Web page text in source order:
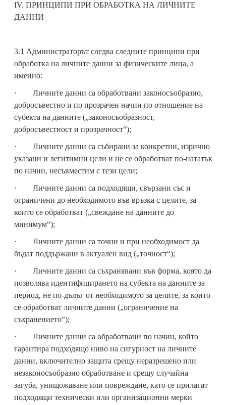
IV. ПРИНЦИПИ ПРИ ОБРАБОТКА НА ЛИЧНИТЕ
ДАННИ
3.1 Администраторът следва следните принципи при
обработка на личните данни за физическите лица, а
именно:
· Личните данни са обработвани законосъобразно,
добросъвестно и по прозрачен начин по отношение на
субекта на данните („законосъобразност,
добросъвестност и прозрачност“);
· Личните данни са събирани за конкретни, изрично
указани и легитимни цели и не се обработват по-нататък
по начин, несъвместим с тези цели;
· Личните данни са подходящи, свързани със и
ограничени до необходимото във връзка с целите, за
които се обработват („свеждане на данните до
минимум“);
· Личните данни са точни и при необходимост да
бъдат поддържани в актуален вид („точност“);
· Личните данни са съхранявани във форма, която да
позволява идентифицирането на субекта на данните за
период, не по-дълъг от необходимото за целите, за които
се обработват личните данни („ограничение на
съхранението“);
· Личните данни са обработвани по начин, който
гарантира подходящо ниво на сигурност на личните
данни, включително защита срещу неразрешено или
незаконосъобразно обработване и срещу случайна
загуба, унищожаване или повреждане, като се прилагат
подходящи технически или организационни мерки